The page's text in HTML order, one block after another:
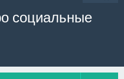
социальные